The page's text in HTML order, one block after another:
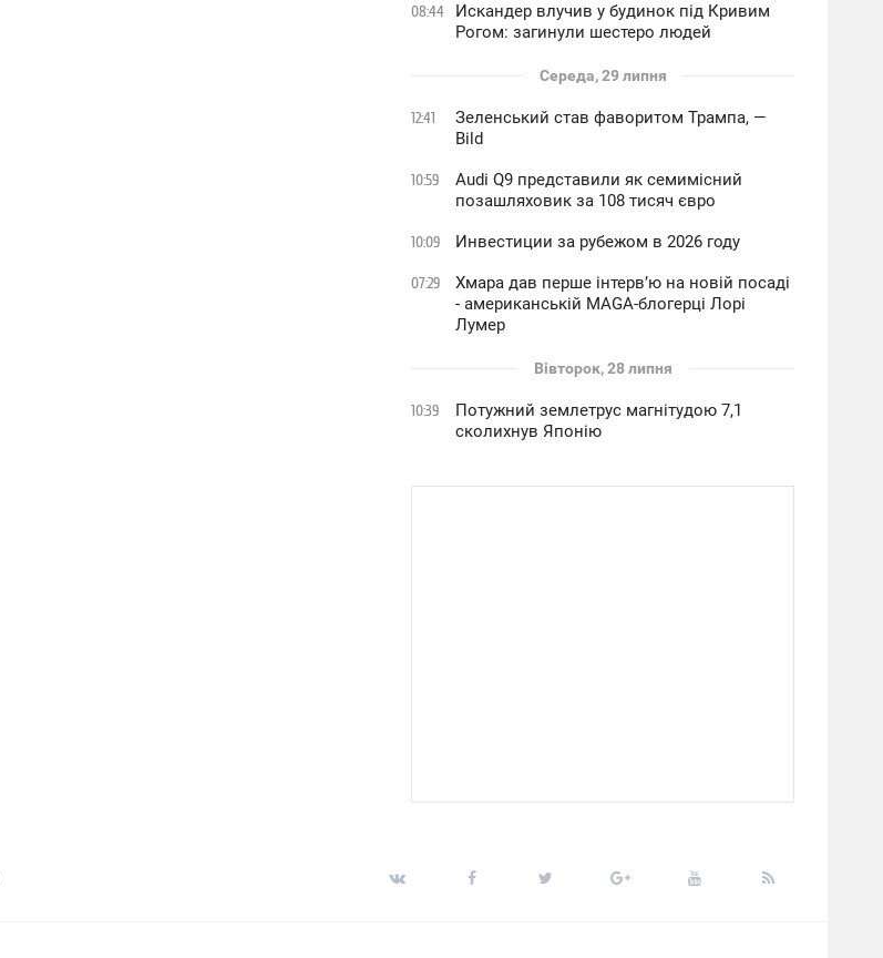
08:44
Искандер влучив у будинок під Кривим
Рогом: загинули шестеро людей
Середа, 29 липня
12:41
Зеленський став фаворитом Трампа, —
Bild
10:59
Audi Q9 представили як семимісний
позашляховик за 108 тисяч євро
10:09 Инвестиции за рубежом в 2026 году
07:29
Хмара дав перше інтервʼю на новій посаді
- американській MAGA-блогерці Лорі
Лумер
Вівторок, 28 липня
10:39
Потужний землетрус магнітудою 7,1
сколихнув Японію